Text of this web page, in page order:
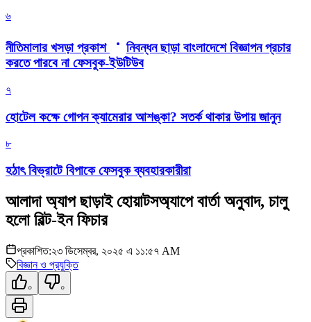
৬
নীতিমালার খসড়া প্রকাশ
নিবন্ধন ছাড়া বাংলাদেশে বিজ্ঞাপন প্রচার
করতে পারবে না ফেসবুক-ইউটিউব
৭
হোটেল কক্ষে গোপন ক্যামেরার আশঙ্কা? সতর্ক থাকার উপায় জানুন
৮
হঠাৎ বিভ্রাটে বিপাকে ফেসবুক ব্যবহারকারীরা
আলাদা অ্যাপ ছাড়াই হোয়াটসঅ্যাপে বার্তা অনুবাদ, চালু
হলো বিল্ট-ইন ফিচার
প্রকাশিত:২৩ ডিসেম্বর, ২০২৫ এ ১১:৫৭ AM
বিজ্ঞান ও প্রযুক্তি
০ ০